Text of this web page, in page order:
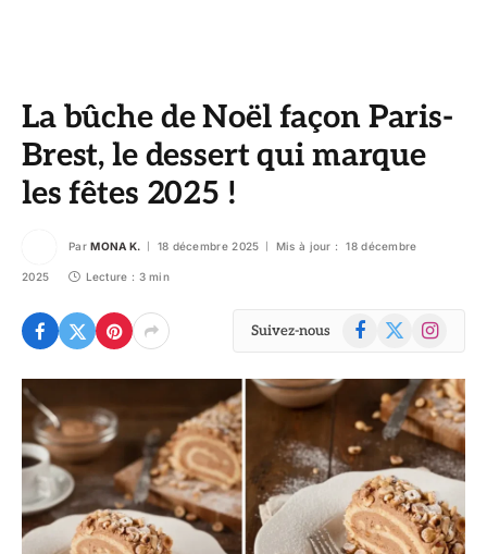
La bûche de Noël façon Paris-
Brest, le dessert qui marque
les fêtes 2025 !
Par MONA K. 18 décembre 2025 Mis à jour : 18 décembre
2025 Lecture : 3 min
Suivez-nous Facebook
X
Instagram